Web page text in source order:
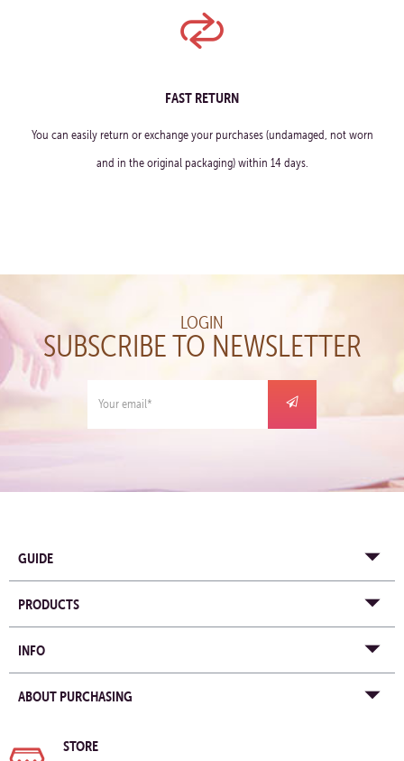
FAST RETURN
You can easily return or exchange your purchases (undamaged, not worn
and in the original packaging) within 14 days.
LOGIN
SUBSCRIBE TO NEWSLETTER
GUIDE
PRODUCTS
INFO
ABOUT PURCHASING
STORE